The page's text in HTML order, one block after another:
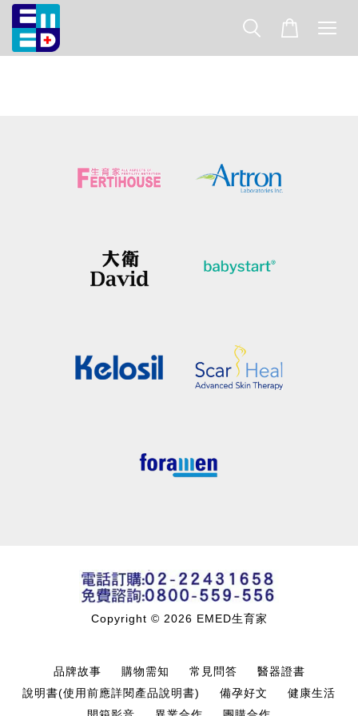
Copyright © 2026 EMED生育家
品牌故事 購物需知 常見問答
醫器證書
說明書(使用前應詳閱產品說明書)
備孕好文
健康生活